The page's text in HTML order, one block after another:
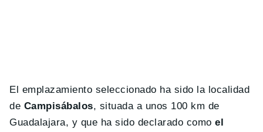
El emplazamiento seleccionado ha sido la localidad
de Campisábalos, situada a unos 100 km de
Guadalajara, y que ha sido declarado comoel